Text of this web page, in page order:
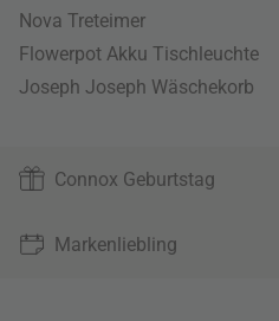
Nova Treteimer
Flowerpot Akku Tischleuchte
Joseph Joseph Wäschekorb
Connox Geburtstag
Markenliebling